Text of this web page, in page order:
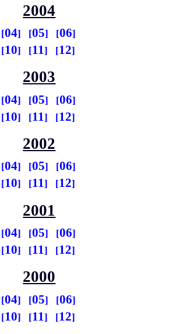
2004
04 05
06
10 11 12
2003
04 05
06
10 11 12
2002
04 05
06
10 11 12
2001
04 05
06
10 11 12
2000
04 05
06
10 11 12